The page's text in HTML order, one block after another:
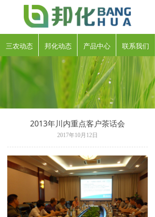
三农动态 邦化动态 产品中心 联系我们
2013年川内重点客户茶话会
2017年10月12日